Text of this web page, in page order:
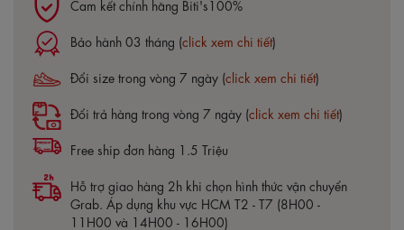
Cam kết chính hãng Biti's100%
Bảo hành 03 tháng (click xem chi tiết)
Đổi size trong vòng 7 ngày (click xem chi tiết)
Đổi trả hàng trong vòng 7 ngày (click xem chi tiết)
Free ship đơn hàng 1.5 Triệu
Hỗ trợ giao hàng 2h khi chọn hình thức vận chuyển
Grab. Áp dụng khu vực HCM T2 - T7 (8H00 -
11H00 và 14H00 - 16H00)